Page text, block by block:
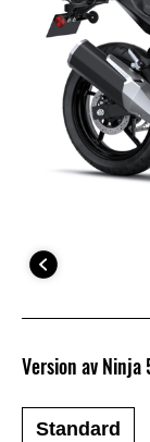
Version av Ninja
Standard